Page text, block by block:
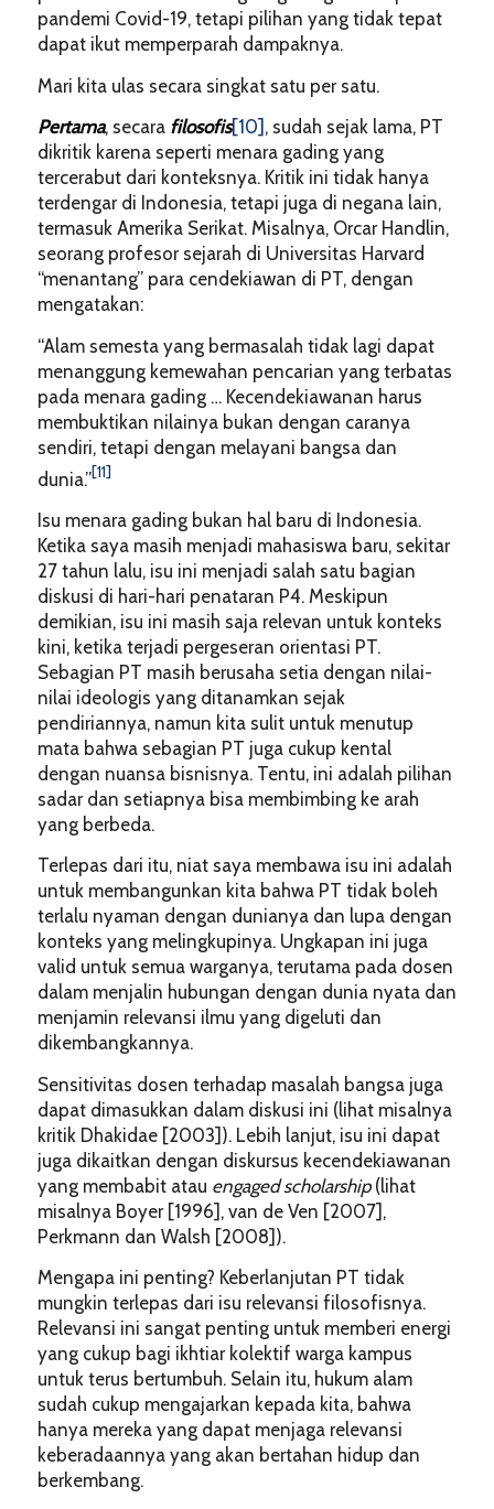
pandemi Covid-19, tetapi pilihan yang tidak tepat
dapat ikut memperparah dampaknya.
Mari kita ulas secara singkat satu per satu.
Pertama, secara filosofis[10] , sudah sejak lama, PT
dikritik karena seperti menara gading yang
tercerabut dari konteksnya. Kritik ini tidak hanya
terdengar di Indonesia, tetapi juga di negana lain,
termasuk Amerika Serikat. Misalnya, Orcar Handlin,
seorang profesor sejarah di Universitas Harvard
“menantang” para cendekiawan di PT, dengan
mengatakan:
“Alam semesta yang bermasalah tidak lagi dapat
menanggung kemewahan pencarian yang terbatas
pada menara gading … Kecendekiawanan harus
membuktikan nilainya bukan dengan caranya
sendiri, tetapi dengan melayani bangsa dan
dunia.”[11]
Isu menara gading bukan hal baru di Indonesia.
Ketika saya masih menjadi mahasiswa baru, sekitar
27 tahun lalu, isu ini menjadi salah satu bagian
diskusi di hari-hari penataran P4. Meskipun
demikian, isu ini masih saja relevan untuk konteks
kini, ketika terjadi pergeseran orientasi PT.
Sebagian PT masih berusaha setia dengan nilai-
nilai ideologis yang ditanamkan sejak
pendiriannya, namun kita sulit untuk menutup
mata bahwa sebagian PT juga cukup kental
dengan nuansa bisnisnya. Tentu, ini adalah pilihan
sadar dan setiapnya bisa membimbing ke arah
yang berbeda.
Terlepas dari itu, niat saya membawa isu ini adalah
untuk membangunkan kita bahwa PT tidak boleh
terlalu nyaman dengan dunianya dan lupa dengan
konteks yang melingkupinya. Ungkapan ini juga
valid untuk semua warganya, terutama pada dosen
dalam menjalin hubungan dengan dunia nyata dan
menjamin relevansi ilmu yang digeluti dan
dikembangkannya.
Sensitivitas dosen terhadap masalah bangsa juga
dapat dimasukkan dalam diskusi ini (lihat misalnya
kritik Dhakidae [2003]). Lebih lanjut, isu ini dapat
juga dikaitkan dengan diskursus kecendekiawanan
yang membabit atau engaged scholarship(lihat
misalnya Boyer [1996], van de Ven [2007],
Perkmann dan Walsh [2008]).
Mengapa ini penting? Keberlanjutan PT tidak
mungkin terlepas dari isu relevansi filosofisnya.
Relevansi ini sangat penting untuk memberi energi
yang cukup bagi ikhtiar kolektif warga kampus
untuk terus bertumbuh. Selain itu, hukum alam
sudah cukup mengajarkan kepada kita, bahwa
hanya mereka yang dapat menjaga relevansi
keberadaannya yang akan bertahan hidup dan
berkembang.